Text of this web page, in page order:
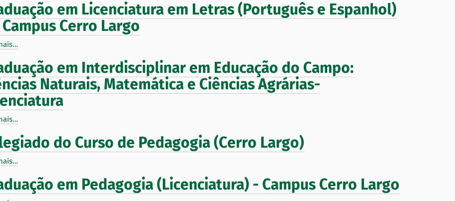
em Licenciatura em Letras (Português e Espanhol)
Cerro Largo
em Interdisciplinar em Educação do Campo:
Naturais, Matemática e Ciências Agrárias-
do Curso de Pedagogia (Cerro Largo)
em Pedagogia (Licenciatura) - Campus Cerro Largo